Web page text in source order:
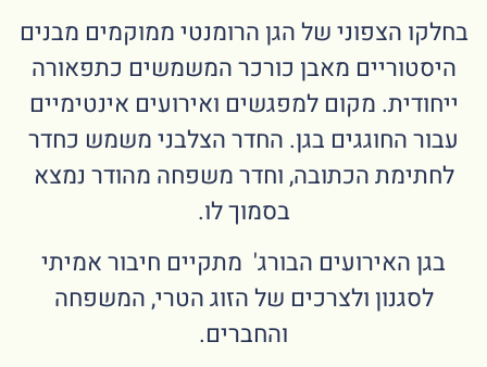
בחלקו הצפוני של הגן הרומנטי ממוקמים מבנים
היסטוריים מאבן כורכר המשמשים כתפאורה
ייחודית. מקום למפגשים ואירועים אינטימיים
עבור החוגגים בגן. החדר הצלבני משמש כחדר
לחתימת הכתובה, וחדר משפחה מהודר נמצא
בסמוך לו.
בגן האירועים הבורג' מתקיים חיבור אמיתי
לסגנון ולצרכים של הזוג הטרי, המשפחה
והחברים.